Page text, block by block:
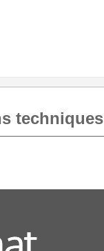
techniques